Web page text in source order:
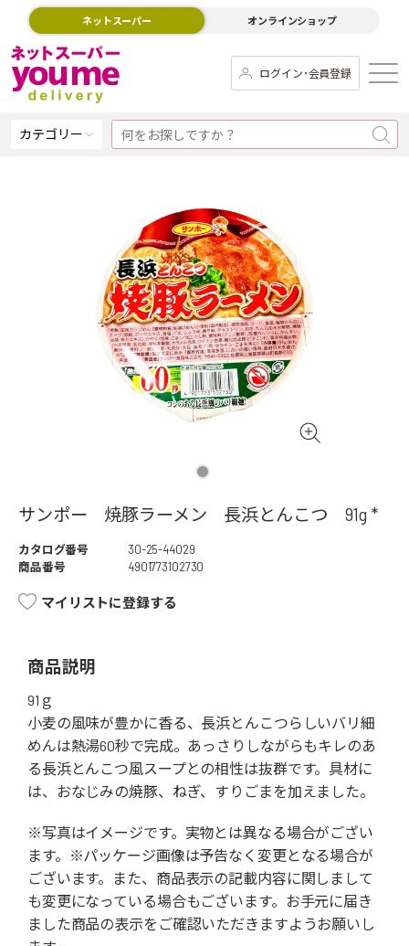
ネットスーパー オンラインショップ
ログイン･会員登録
カテゴリー
サンポー 焼豚ラーメン 長浜とんこつ 91g *
カタログ番号
30-25-44029
商品番号
4901773102730
マイリストに登録する
商品説明
91ｇ
小麦の風味が豊かに香る、長浜とんこつらしいバリ細
めんは熱湯60秒で完成。あっさりしながらもキレのあ
る長浜とんこつ風スープとの相性は抜群です。具材に
は、おなじみの焼豚、ねぎ、すりごまを加えました。
※写真はイメージです。実物とは異なる場合がござい
ます。※パッケージ画像は予告なく変更となる場合が
ございます。また、商品表示の記載内容に関しまして
も変更になっている場合もございます。お手元に届き
ました商品の表示をご確認いただきますようお願いし